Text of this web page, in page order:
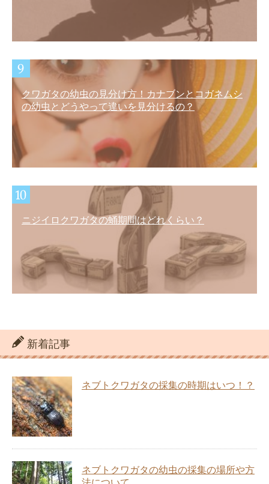
クワガタの幼虫の見分け方！カナブンとコガネムシ
の幼虫とどうやって違いを見分けるの？
ニジイロクワガタの蛹期間はどれくらい？
新着記事
ネブトクワガタの採集の時期はいつ！？
ネブトクワガタの幼虫の採集の場所や方